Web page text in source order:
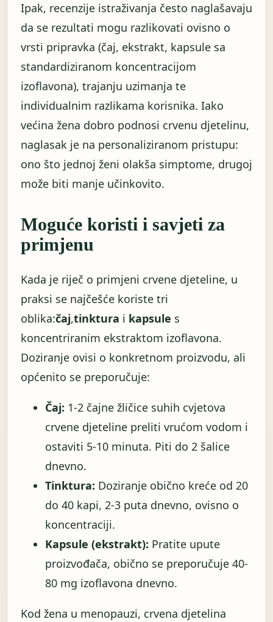
Ipak, recenzije istraživanja često naglašavaju
da se rezultati mogu razlikovati ovisno o
vrsti pripravka (čaj, ekstrakt, kapsule sa
standardiziranom koncentracijom
izoflavona), trajanju uzimanja te
individualnim razlikama korisnika. Iako
većina žena dobro podnosi crvenu djetelinu,
naglasak je na personaliziranom pristupu:
ono što jednoj ženi olakša simptome, drugoj
može biti manje učinkovito.
Moguće koristi i savjeti za
primjenu
Kada je riječ o primjeni crvene djeteline, u
praksi se najčešće koriste tri
oblika:čaj,tinktura i kapsule s
koncentriranim ekstraktom izoflavona.
Doziranje ovisi o konkretnom proizvodu, ali
općenito se preporučuje:
Čaj: 1-2 čajne žličice suhih cvjetova
crvene djeteline preliti vrućom vodom i
ostaviti 5-10 minuta. Piti do 2 šalice
dnevno.
Tinktura: Doziranje obično kreće od 20
do 40 kapi, 2-3 puta dnevno, ovisno o
koncentraciji.
Kapsule (ekstrakt): Pratite upute
proizvođača, obično se preporučuje 40-
80 mg izoflavona dnevno.
Kod žena u menopauzi, crvena djetelina